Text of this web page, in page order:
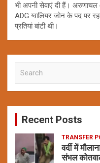
भी अपनी सेवाएं दी हैं।
ADG ग्वालियर जोन के पद पर
प्रतियां बांटी थी।
c
Recent Posts
TRANSFER
वर्दी में
संभल